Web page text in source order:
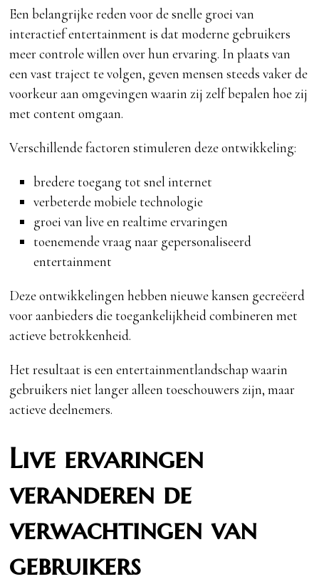
Een belangrijke reden voor de snelle groei van
interactief entertainment is dat moderne gebruikers
meer controle willen over hun ervaring. In plaats van
een vast traject te volgen, geven mensen steeds vaker de
voorkeur aan omgevingen waarin zij zelf bepalen hoe zij
met content omgaan.
Verschillende factoren stimuleren deze ontwikkeling:
bredere toegang tot snel internet
verbeterde mobiele technologie
groei van live en realtime ervaringen
toenemende vraag naar gepersonaliseerd
entertainment
Deze ontwikkelingen hebben nieuwe kansen gecreëerd
voor aanbieders die toegankelijkheid combineren met
actieve betrokkenheid.
Het resultaat is een entertainmentlandschap waarin
gebruikers niet langer alleen toeschouwers zijn, maar
actieve deelnemers.
Live ervaringen
veranderen de
verwachtingen van
gebruikers